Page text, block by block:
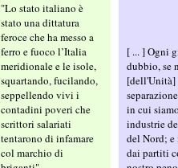
"Lo stato italiano è
stato una dittatura
feroce che ha messo a
ferro e fuoco l’Italia
meridionale e le isole,
squartando, fucilando,
seppellendo vivi i
contadini poveri che
scrittori salariati
tentarono di infamare
col marchio di
[ ... ] Ogni
dubbio, se
[dell'Unità]
in cui
industrie
del Nord; e
dai partiti